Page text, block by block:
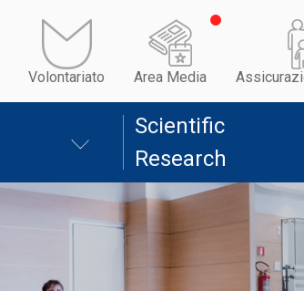
Volontariato Area Media
Scientific
Research